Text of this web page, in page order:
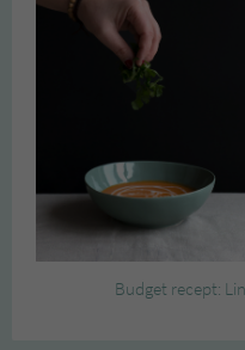
Budget recept: